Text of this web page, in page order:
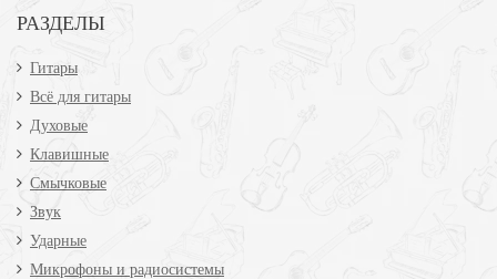
РАЗДЕЛЫ
Гитары
Всё для гитары
Духовые
Клавишные
Смычковые
Звук
Ударные
Микрофоны и радиосистемы